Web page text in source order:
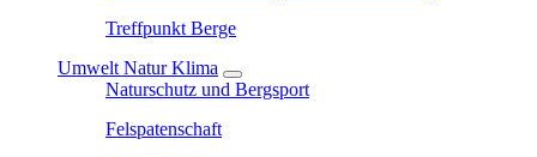
Treffpunkt Berge
Umwelt Natur Klima
Naturschutz und Bergsport
Felspatenschaft